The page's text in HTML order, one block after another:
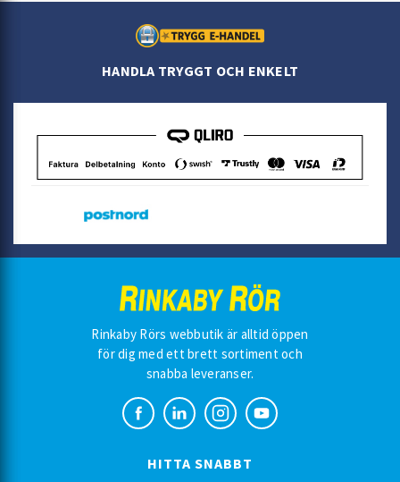
HANDLA TRYGGT OCH ENKELT
Rinkaby Rörs webbutik är alltid öppen
för dig med ett brett sortiment och
snabba leveranser.
HITTA SNABBT